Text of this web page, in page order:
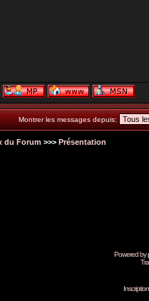
Montrer les messages depuis:
du Forum >>> Présentation
Powered by